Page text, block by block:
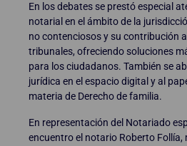
En los debates se prestó especial
notarial en el ámbito de la
no contenciosos y su contribución
tribunales, ofreciendo soluciones
para los ciudadanos. También se
jurídica en el espacio digital y al
materia de Derecho de familia.
En representación del Notariado
encuentro el notario Roberto Follía,